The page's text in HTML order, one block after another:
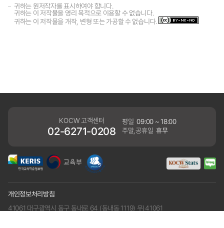
귀하는 원저작자를 표시하여야 합니다.
귀하는 이 저작물을 영리 목적으로 이용할 수 없습니다.
귀하는 이 저작물을 개작, 변형 또는 가공할 수 없습니다.
KOCW 고객센터
02-6271-0208
평일 09:00 ~ 18:00
주말,공휴일 휴무
개인정보처리방침
41061 대구광역시 동구 동내로 64 (동내동 1119) 우)41061